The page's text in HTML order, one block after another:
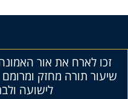
זכו לארח את אור
שיעור תורה מחזק
לישועה